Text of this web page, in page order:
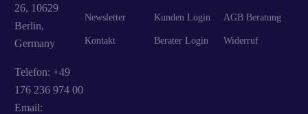
26, 10629
Berlin,
Germany
Telefon: +49
176 236 974 00
Email:
Newsletter
Kontakt
Kunden Login
Berater Login
AGB Beratung
Widerruf